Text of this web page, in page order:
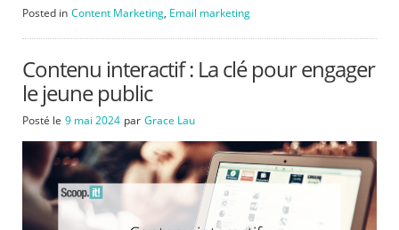
Posted in Content Marketing, Email marketing
Contenu interactif : La clé pour engager
le jeune public
Posté le 9 mai 2024 par Grace Lau